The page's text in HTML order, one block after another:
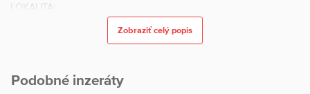
LOKALITA:
• Kechnec – významná priemyselná zóna na východnom
• Strategická poloha v blízkosti hraníc s Maďarskom
Zobraziť celý popis
Podobné inzeráty